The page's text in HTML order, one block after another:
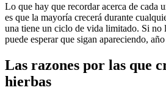
Lo que hay que recordar acerca de cada
es que la mayoría crecerá durante
una tiene un ciclo de vida limitado. Si no
puede esperar que sigan apareciendo,
Las razones por las que
hierbas